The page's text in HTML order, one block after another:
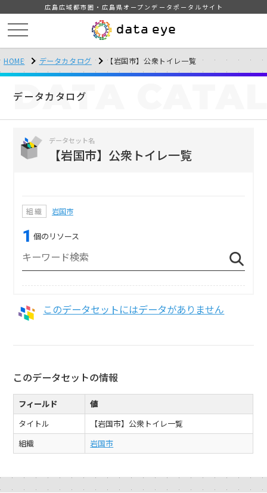
広島広域都市圏・広島県オープンデータポータルサイト
HOME データカタログ 【岩国市】公衆トイレ一覧
データカタログ
DATA
データセット名
【岩国市】公衆トイレ一覧
組織 岩国市
1 個のリソース
このデータセットにはデータがありません
このデータセットの情報
フィールド
値
タイトル
【岩国市】公衆トイレ一覧
組織
岩国市